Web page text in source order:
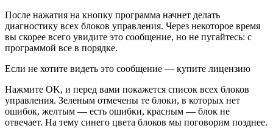
После нажатия на кнопку программа начнет делать
диагностику всех блоков управления. Через некоторое время
вы скорее всего увидите это сообщение, но не пугайтесь: с
программой все в порядке.
Если не хотите видеть это сообщение — купите лицензию
Нажмите OK, и перед вами покажется список всех блоков
управления. Зеленым отмечены те блоки, в которых нет
ошибок, желтым — есть ошибки, красным — блок не
отвечает. На тему синего цвета блоков мы поговорим позднее.